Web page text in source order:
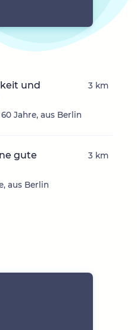
und
Jahre, aus Berlin
3 km
gute
aus Berlin
3 km